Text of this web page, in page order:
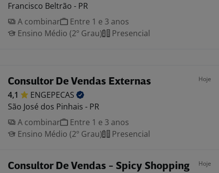
Francisco Beltrão - PR
A combinar
Entre 1 e 3 anos
Ensino Médio (2º Grau)
Presencial
Consultor De Vendas Externas Hoje
4,1
ENGEPECAS
São José dos Pinhais - PR
A combinar
Entre 1 e 3 anos
Ensino Médio (2º Grau)
Presencial
Consultor De Vendas - Spicy Shopping
Hoje